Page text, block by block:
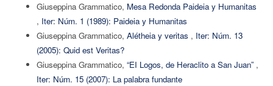
Giuseppina Grammatico, Mesa Redonda Paideia y Humanitas
, Iter: Núm. 1 (1989): Paideia y Humanitas
Giuseppina Grammatico, Alétheia y veritas , Iter: Núm. 13
(2005): Quid est Veritas?
Giuseppina Grammatico, “EI Logos, de Heraclito a San Juan” ,
Iter: Núm. 15 (2007): La palabra fundante